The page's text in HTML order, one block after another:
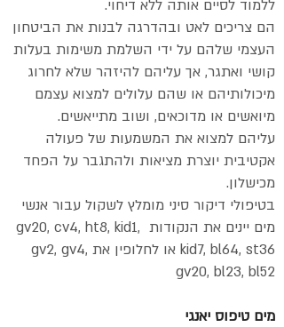
ללמוד לסיים אותה ללא דיחוי.
הם צריכים לאט ובהדרגה לבנות את הביטחון
העצמי שלהם על ידי השלמת משימות בעלות
קושי ואתגר, אך עליהם להיזהר שלא לחרוג
מיכולותיהם או שהם עלולים למצוא עצמם
מיואשים או מדוכאים, ושוב מתייאשים.
עליהם למצוא את המשמעות של פעולה
אקטיבית יוצרת מציאות ולהתגבר על הפחד
מכישלון.
בטיפולי דיקור סיני מומלץ לשקול עבור אנשי
מים יינים את הנקודות gv20, cv4, ht8, kid1,
kid7, bl64, st36 או לחלופין את gv2, gv4,
gv20, bl23, bl52
מים טיפוס יאנגי